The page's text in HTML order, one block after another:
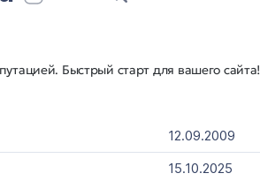
Быстрый старт для вашего сайта!
12.09.2009
15.10.2025